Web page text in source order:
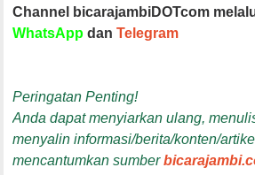
Channel bicarajambiDOTcom
WhatsApp danTelegram
Peringatan Penting!
Anda dapat menyiarkan ulang,
menyalin informasi/berita/konten/
mencantumkan sumber